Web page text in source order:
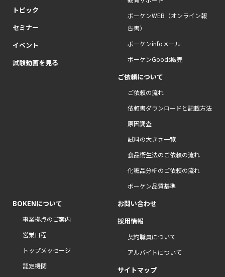
トピック
セミナー
イベント
試験動画を見る
ボーケンWEB（オンライン報
告書）
ボーケンinfoメール
ボーケンGoods販売
ご依頼について
ご依頼の流れ
依頼書ダウンロードと記載方法
原因調査
試料の大きさ一覧
食品衛生法のご依頼の流れ
化粧品分析のご依頼の流れ
ボーケン品質基準
BOKENについて
事業拠点のご案内
営業日程
トップメッセージ
認定機関
お問い合わせ
採用情報
契約職員について
アルバイトについて
サイトマップ